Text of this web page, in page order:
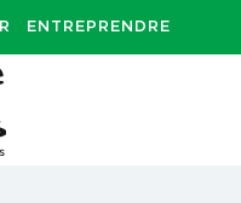
ENTREPRENDRE